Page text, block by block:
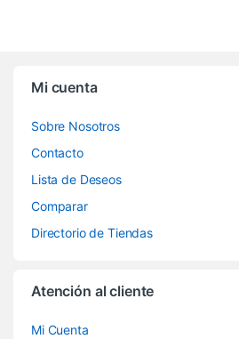
Mi cuenta
Sobre Nosotros
Contacto
Lista de Deseos
Comparar
Directorio de Tiendas
Atención al cliente
Mi Cuenta